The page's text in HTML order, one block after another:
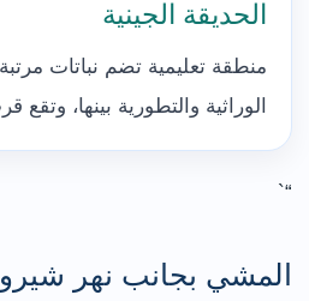
الحديقة الجينية
منطقة تعليمية تضم نباتات مرتبة
الوراثية والتطورية بينها،
“`
المشي بجانب نهر